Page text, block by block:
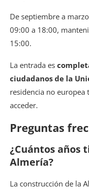
De septiembre a
09:00 a 18:00,
15:00.
La entrada es
ciudadanos de la
residencia no europea
acceder.
Preguntas
¿Cuántos años
Almería?
La construcción de la